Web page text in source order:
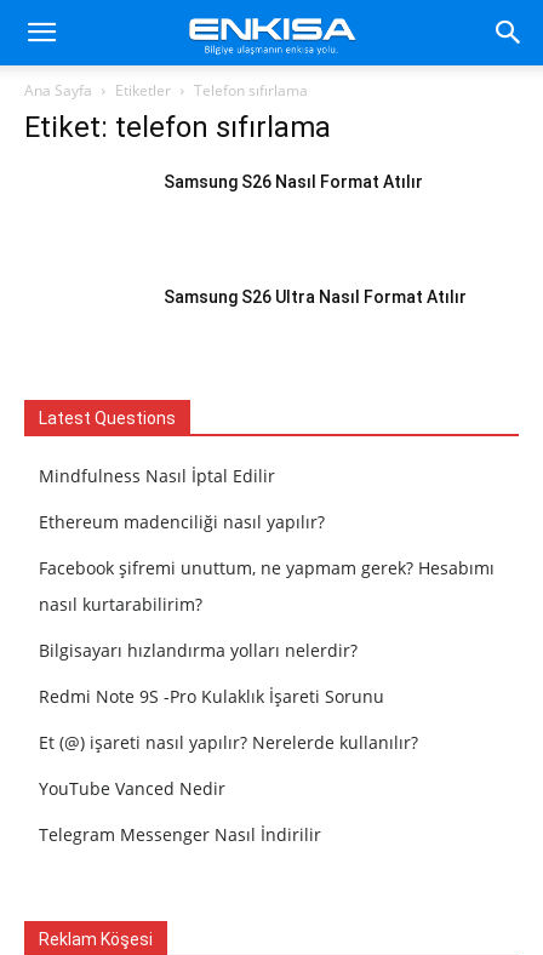
Ana Sayfa Etiketler Telefon sıfırlama
Etiket: telefon sıfırlama
Samsung S26 Nasıl Format Atılır
Samsung S26 Ultra Nasıl Format Atılır
Latest Questions
Mindfulness Nasıl İptal Edilir
Ethereum madenciliği nasıl yapılır?
Facebook şifremi unuttum, ne yapmam gerek? Hesabımı
nasıl kurtarabilirim?
Bilgisayarı hızlandırma yolları nelerdir?
Redmi Note 9S -Pro Kulaklık İşareti Sorunu
Et (@) işareti nasıl yapılır? Nerelerde kullanılır?
YouTube Vanced Nedir
Telegram Messenger Nasıl İndirilir
Reklam Köşesi